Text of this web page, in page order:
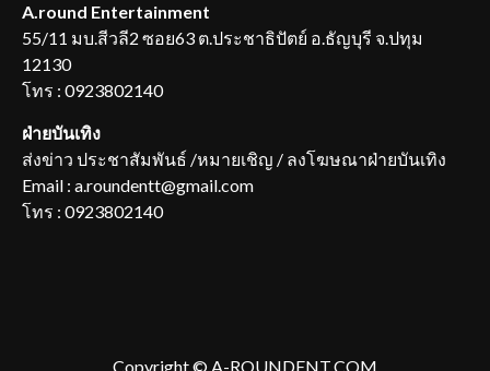
A.round Entertainment
55/11 มบ.สีวลี2 ซอย63 ต.ประชาธิปัตย์ อ.ธัญบุรี จ.ปทุม
12130
โทร : 0923802140
ฝ่ายบันเทิง
ส่งข่าว ประชาสัมพันธ์ /หมายเชิญ / ลงโฆษณาฝ่ายบันเทิง
Email : a.roundentt@gmail.com
โทร : 0923802140
Copyright © A-ROUNDENT.COM